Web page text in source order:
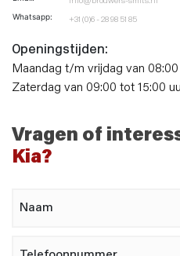
Whatsapp: +31 (0)6 - 28 98 51 85
Openingstijden:
Maandag t/m vrijdag van 08:00
Zaterdag van 09:00 tot 15:00
Vragen of
Kia?